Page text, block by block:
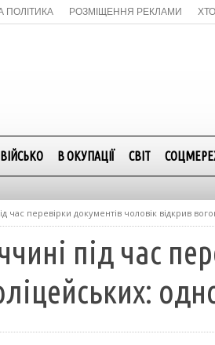
ПОЛІТИКА РОЗМІЩЕННЯ РЕКЛАМИ
ВІЙСЬКО В ОКУПАЦІЇ СВІТ
час перевірки документів чоловік відкрив
під час